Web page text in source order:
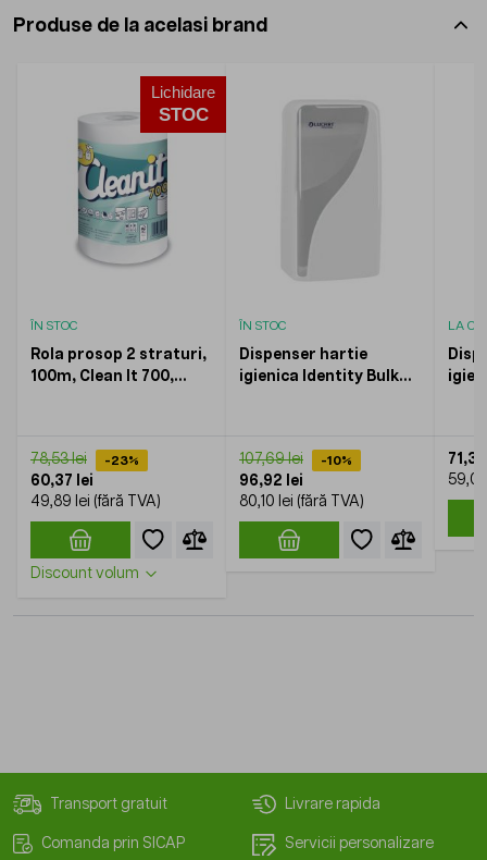
Produse de la acelasi brand
Lichidare
STOC
ÎN STOC
Rola prosop 2 straturi,
100m, Clean It 700,
78,53 lei -23%
60,37 lei
49,89 lei
Discount volum
ÎN STOC
Dispenser hartie
igienica Identity Bulk
107,69 lei -10%
96,92 lei
80,10 lei
LA
Transport gratuit Livrare rapida
Comanda prin SICAP Servicii personalizare